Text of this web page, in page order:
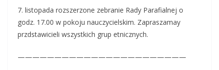
7. listopada rozszerzone zebranie Rady Parafialnej o
godz. 17.00 w pokoju nauczycielskim. Zapraszamay
przdstawicieli wszystkich grup etnicznych.
———————————————————————